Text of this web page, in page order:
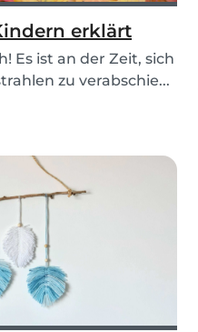
erklärt
Es ist an der Zeit, sich
zu verabschie...